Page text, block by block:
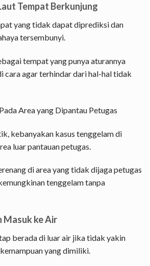
Tempat Berkunjung
yang tidak dapat diprediksi dan
tersembunyi.
tempat yang punya aturannya
cara agar terhindar dari hal-hal tidak
Area yang Dipantau Petugas
kebanyakan kasus tenggelam di
luar pantauan petugas.
di area yang tidak dijaga petugas
tenggelam tanpa
Masuk ke Air
berada di luar air jika tidak yakin
yang dimiliki.